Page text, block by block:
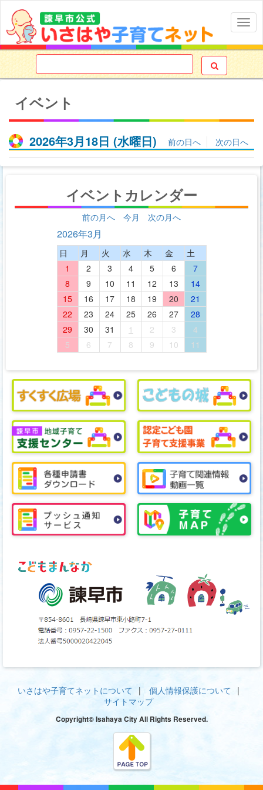

イベント
2026年3月18日 (水曜日) 前の日へ 次の日へ
イベントカレンダー
前の月へ 今月 次の月へ
2026年3月
日 月 火 水 木 金
土
1
2 3 4 5 6
7
8
9 10 11 12 13
14
15
16 17 18 19 20
21
22
23 24 25 26 27
28
29
30 31 1 2 3
4
5
6 7 8 9 10 11
いさはや子育てネットについて
個人情報保護について
サイトマップ
Copyright© Isahaya City All Rights Reserved.